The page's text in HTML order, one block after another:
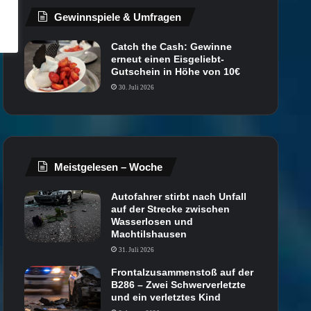
Gewinnspiele & Umfragen
Catch the Cash: Gewinne
erneut einen Eisgeliebt-
Gutschein in Höhe von 10€
30. Juli 2026
Meistgelesen – Woche
Autofahrer stirbt nach Unfall
auf der Strecke zwischen
Wasserlosen und
Machtilshausen
31. Juli 2026
Frontalzusammenstoß auf der
B286 – Zwei Schwerverletzte
und ein verletztes Kind